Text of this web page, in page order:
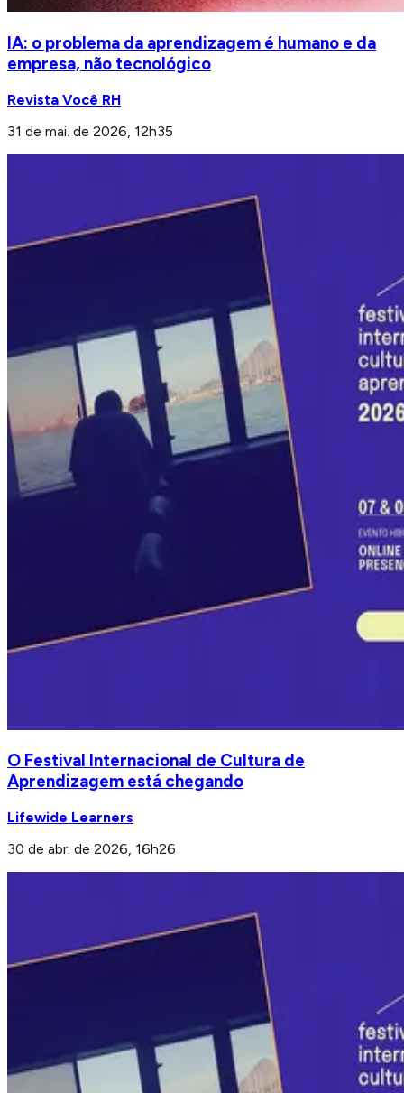
IA: o problema da aprendizagem é humano e da
empresa, não tecnológico
Revista Você RH
31 de mai. de 2026, 12h35
O Festival Internacional de Cultura de
Aprendizagem está chegando
Lifewide Learners
30 de abr. de 2026, 16h26